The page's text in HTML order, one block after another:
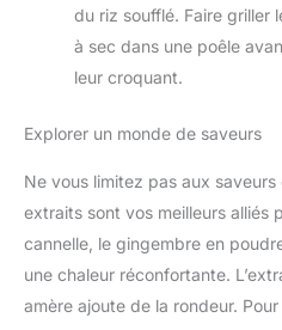
du riz soufflé. Faire griller
à sec dans une poêle
leur croquant.
Explorer un monde de saveurs
Ne vous limitez pas aux
extraits sont vos meilleurs alliés
cannelle, le gingembre en
une chaleur réconfortante.
amère ajoute de la rondeur.